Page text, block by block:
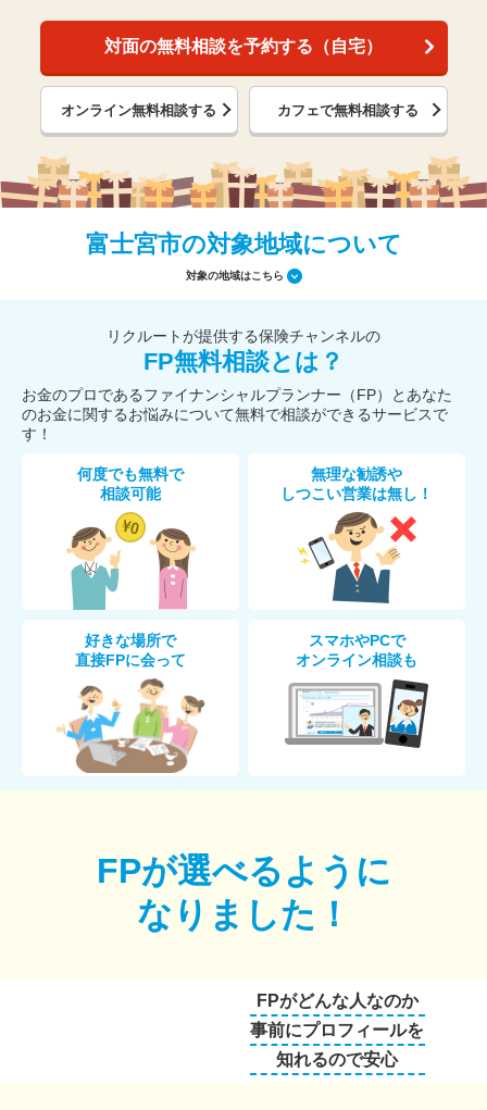
対面の無料相談を予約する（自宅）
オンライン無料相談する カフェで無料相談する
富士宮市の対象地域について
対象の地域はこちら
リクルートが提供する保険チャンネルの
FP無料相談とは？
お金のプロであるファイナンシャルプランナー（FP）とあなた
のお金に関するお悩みについて無料で相談ができるサービスで
す！
何度でも無料で
相談可能
無理な勧誘や
しつこい営業は無し！
好きな場所で
直接FPに会って
スマホやPCで
オンライン相談も
FPが選べるように
なりました！
FPがどんな人なのか
事前にプロフィールを
知れるので安心